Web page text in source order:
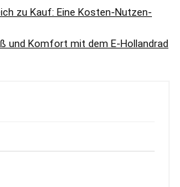
zu Kauf: Eine Kosten-Nutzen-
und Komfort mit dem E-Hollandrad